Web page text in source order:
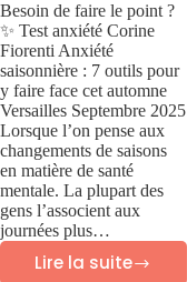
Besoin de faire le point ?
✨ Test anxiété Corine
Fiorenti Anxiété
saisonnière : 7 outils pour
y faire face cet automne
Versailles Septembre 2025
Lorsque l’on pense aux
changements de saisons
en matière de santé
mentale. La plupart des
gens l’associent aux
journées plus…
Lire la suite